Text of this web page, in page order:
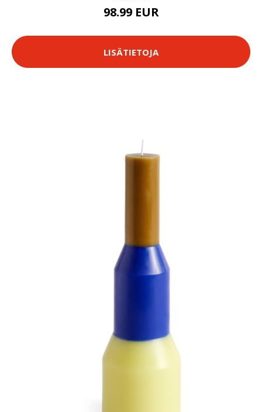
98.99 EUR
LISÄTIETOJA